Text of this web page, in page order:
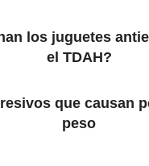
los juguetes
el TDAH?
que causan
peso